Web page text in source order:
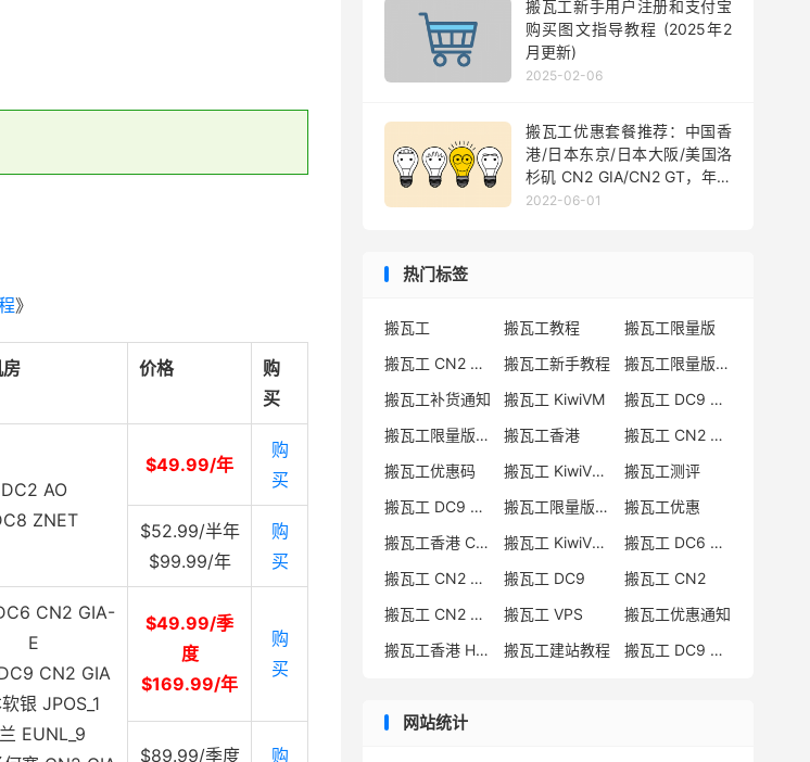
》
价格
购
买
DC2 AO
ZNET
$49.99/年
购
买
$52.99/半年
$99.99/年
购
买
CN2 GIA-
E
CN2 GIA
银 JPOS_1
EUNL_9
$49.99/季
度
$169.99/年
购
买
$89.99/季度
购
搬瓦工新手用户注册和支付宝
购买图文指导教程 (2025年2
月更新)
2025-02-06
搬瓦工优惠套餐推荐：中国香
港/日本东京/日本大阪/美国洛
杉矶 CN2 GIA/CN2 GT，年付
$49.99 起
2022-06-01
热门标签
搬瓦工 搬瓦工教程
搬瓦工限量版
搬瓦工 CN2 GIA
搬瓦工新手教程
搬瓦工限量版套餐
搬瓦工补货通知
搬瓦工 KiwiVM
搬瓦工 DC9 CN2 GIA
搬瓦工限量版补货
搬瓦工香港
搬瓦工 CN2 GIA-E
搬瓦工优惠码
搬瓦工 KiwiVM 教程
搬瓦工测评
搬瓦工 DC9 CN2 GIA 限量版
搬瓦工限量版补货通知
搬瓦工优惠
搬瓦工香港 CN2 GIA
搬瓦工 KiwiVM 控制面板
搬瓦工 DC6 CN2 GIA-E
搬瓦工 CN2 GIA-E 限量版
搬瓦工 DC9
搬瓦工 CN2
搬瓦工 CN2 GIA 限量版
搬瓦工 VPS
搬瓦工优惠通知
搬瓦工香港 HK85
搬瓦工建站教程 搬瓦工 DC9 限量版
网站统计